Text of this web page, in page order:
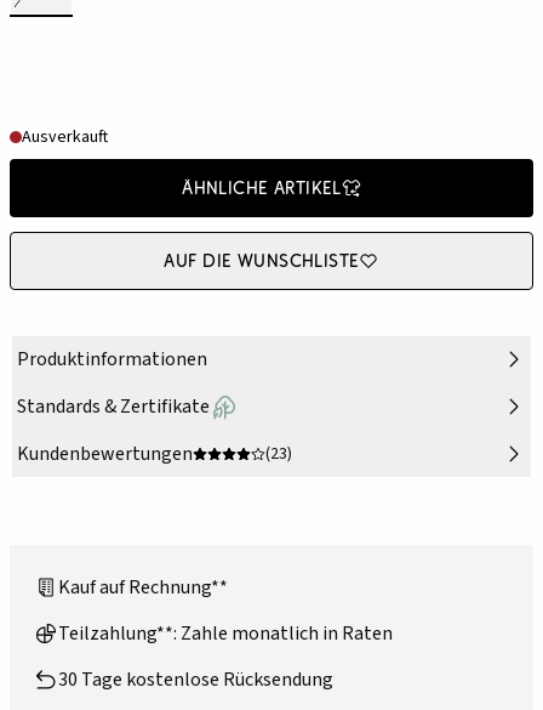
Ausverkauft
Ähnliche Artikel
Auf die Wunschliste
Produktinformationen
Standards & Zertifikate
Kundenbewertungen
(23)
Kauf auf Rechnung**
Teilzahlung**: Zahle monatlich in Raten
30 Tage kostenlose Rücksendung